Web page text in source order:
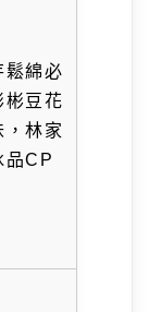
鬆綿必
彬豆花
，林家
品CP